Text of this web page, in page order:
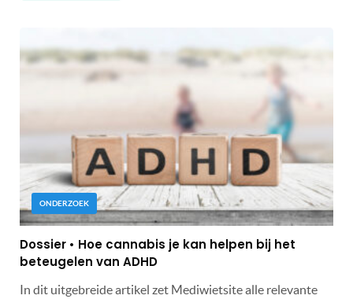
ONDERZOEK
Dossier • Hoe cannabis je kan helpen bij het
beteugelen van ADHD
In dit uitgebreide artikel zet Mediwietsite alle relevante